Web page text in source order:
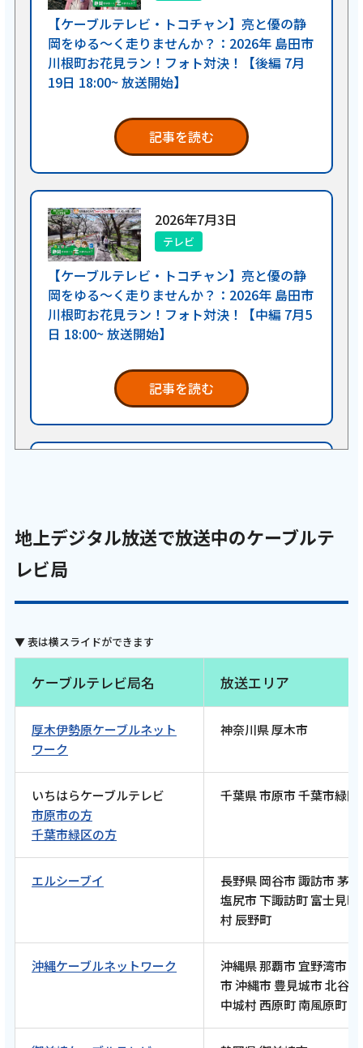
【ケーブルテレビ・トコチャン】亮と優の静
岡をゆる～く走りませんか？：2026年 島田市
川根町お花見ラン！フォト対決！【後編 7月
19日 18:00~ 放送開始】
記事を読む
2026年7月3日
テレビ
【ケーブルテレビ・トコチャン】亮と優の静
岡をゆる～く走りませんか？：2026年 島田市
川根町お花見ラン！フォト対決！【中編 7月5
日 18:00~ 放送開始】
記事を読む
【ケーブルテレビ・トコチャン】亮と優の静
岡をゆる～く走りませんか？：2026年 島田市
川根町お花見ラン！フォト対決！【前編 6月
21日 9:00~ 放送開始】
記事を読む
2026年6月8日
【ケーブルテレビ・トコチャン】亮と優の静
岡をゆる～く走りませんか？：2026年 静岡市
編 静鉄電車 各駅ラン 〜走って巡る街と風
景〜【後編 6月7日 9:00~ 放送開始】
2026年5月22日
【ケーブルテレビ・トコチャン】亮と優の静
地上デジタル放送で放送中のケーブルテ
レビ局
ケーブルテレビ局名 放送エリア
厚木伊勢原ケーブルネット
ワーク
神奈川県 厚木市
いちはらケーブルテレビ
市原市の方
千葉市緑区の方
千葉県 市原市 千葉市緑区
エルシーブイ
長野県 岡谷市 諏訪市 茅
塩尻市 下諏訪町 富士見町
村 辰野町
沖縄ケーブルネットワーク
沖縄県 那覇市 宜野湾市
市 沖縄市 豊見城市 北谷
中城村 西原町 南風原町